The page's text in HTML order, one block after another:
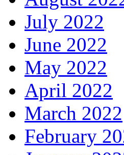
July 2022
June 2022
May 2022
April 2022
March 2022
February